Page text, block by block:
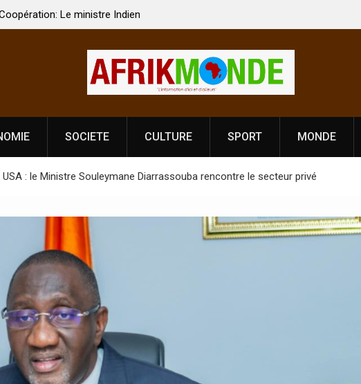
Kirti Vardhan Singh à
de la Fête de
Côte d’Ivoire, l’opérateur culturel Soldat
prononce
SOCIETE CULTURE SPORT MONDE
: le Ministre Souleymane Diarrassouba rencontre le secteur privé